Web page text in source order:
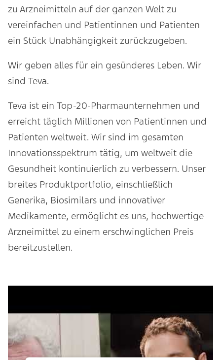
zu Arzneimitteln auf der ganzen Welt zu
vereinfachen und Patientinnen und Patienten
ein Stück Unabhängigkeit zurückzugeben.
Wir geben alles für ein gesünderes Leben. Wir
sind Teva.
Teva ist ein Top-20-Pharmaunternehmen und
erreicht täglich Millionen von Patientinnen und
Patienten weltweit. Wir sind im gesamten
Innovationsspektrum tätig, um weltweit die
Gesundheit kontinuierlich zu verbessern. Unser
breites Produktportfolio, einschließlich
Generika, Biosimilars und innovativer
Medikamente, ermöglicht es uns, hochwertige
Arzneimittel zu einem erschwinglichen Preis
bereitzustellen.